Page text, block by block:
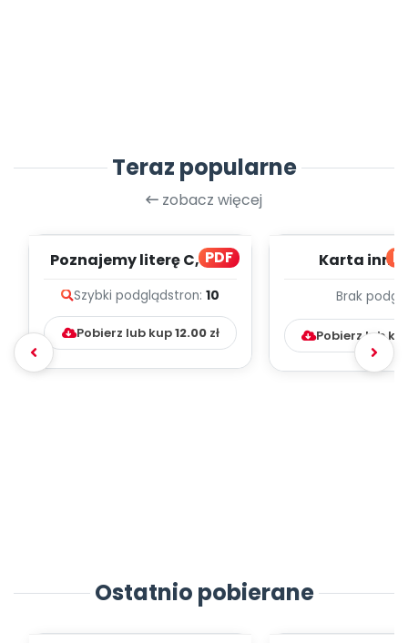
Teraz popularne
zobacz więcej
PDF
Poznajemy literę C, cz. 1
Szybki podglądstron: 10
Pobierz lub kup12.00zł
Karta
Brak
Pobierz lub
Ostatnio pobierane